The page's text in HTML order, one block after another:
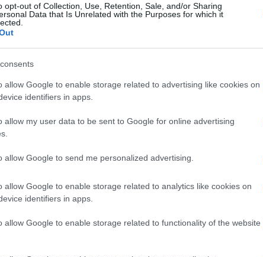
opt-out of Collection, Use, Retention, Sale, and/or Sharing
Data that Is Unrelated with the Purposes for which it
allow Google to enable storage related to advertising like cookies on
identifiers in apps.
allow my user data to be sent to Google for online advertising
allow Google to send me personalized advertising.
allow Google to enable storage related to analytics like cookies on
identifiers in apps.
allow Google to enable storage related to functionality of the website
sve vrvi od života, a koji je ime dobio po
gradom, a onda i Venecijanka - zgrada
mletački trgovac zaljubljen u lijepu
mještana na njihovu ljubav naredio
svakako želite da se osvježite i uživate, onda
5.000 stanovnika, na meti je stotine hiljada
je zbog alpskog jezera, izvora termalne
Sava hotela, blizine Nacionalnog parka